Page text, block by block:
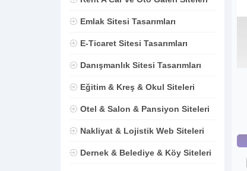
Emlak Sitesi Tasarımları
E-Ticaret Sitesi Tasarımları
Danışmanlık Sitesi Tasarımları
Eğitim & Kreş & Okul Siteleri
Otel & Salon & Pansiyon Siteleri
Nakliyat & Lojistik Web Siteleri
Dernek & Belediye & Köy Siteleri